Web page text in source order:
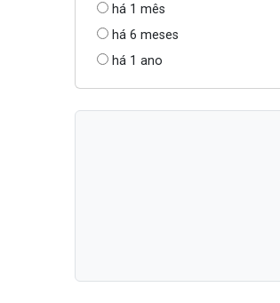
há 1 mês
há 6 meses
há 1 ano